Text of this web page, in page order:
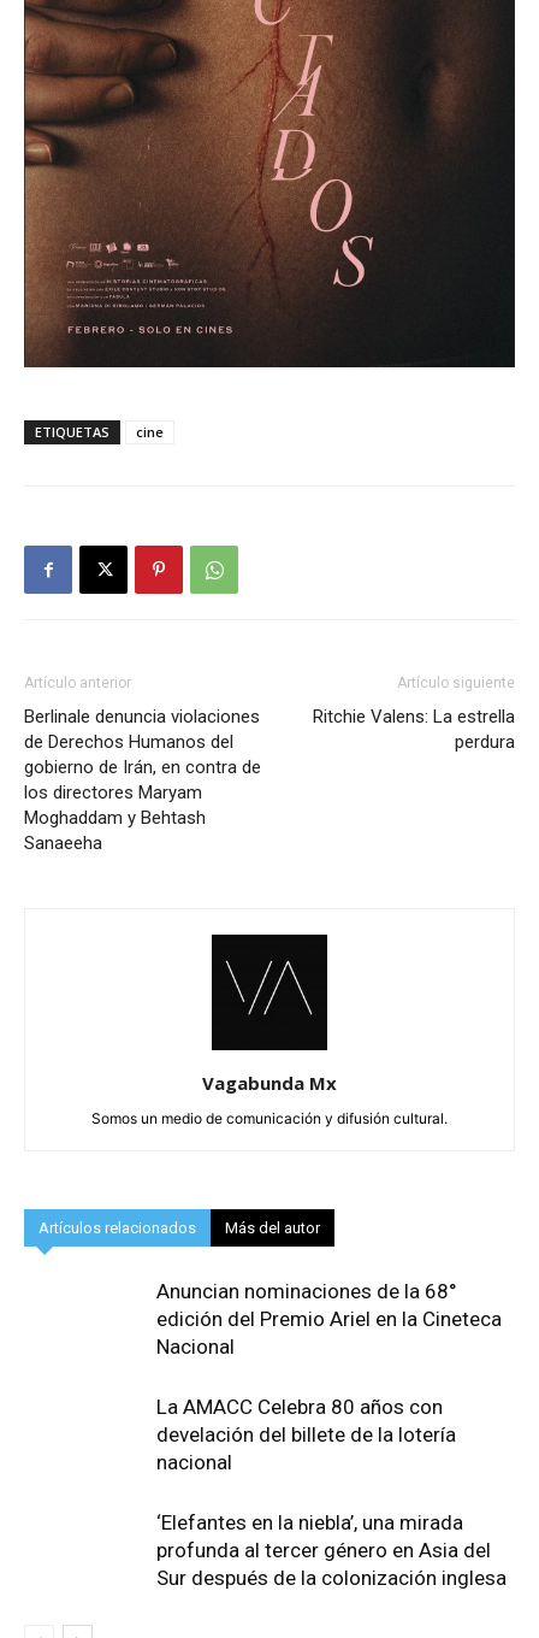
ETIQUETAS cine
Artículo anterior
Berlinale denuncia violaciones
de Derechos Humanos del
gobierno de Irán, en contra de
los directores Maryam
Moghaddam y Behtash
Sanaeeha
Artículo siguiente
Ritchie Valens: La estrella
perdura
Vagabunda Mx
Somos un medio de comunicación y difusión cultural.
Artículos relacionados Más del autor
Anuncian nominaciones de la 68°
edición del Premio Ariel en la Cineteca
Nacional
La AMACC Celebra 80 años con
develación del billete de la lotería
nacional
‘Elefantes en la niebla’, una mirada
profunda al tercer género en Asia del
Sur después de la colonización inglesa